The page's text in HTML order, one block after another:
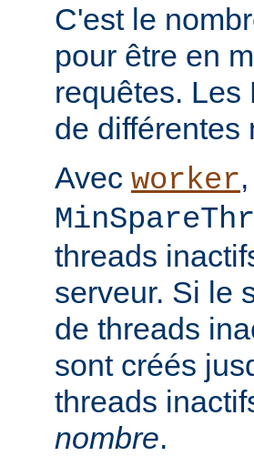
C'est le
pour être en
requêtes. Les
de différentes
Avec worker
threads
serveur. Si le
de threads
sont créés
threads
nombre.